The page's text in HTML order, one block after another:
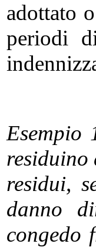
adottato
periodi
residuino
residui,
danno
congedo